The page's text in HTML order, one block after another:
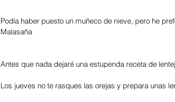
Podía haber puesto un muñeco de nieve, pero he
Malasaña
Antes que nada dejaré una estupenda receta de
Los jueves no te rasques las orejas y prepara unas